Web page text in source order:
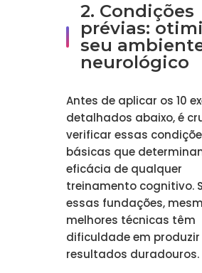
2. Condições
prévias:
seu
neurológico
Antes de aplicar os 10
detalhados abaixo, é
verificar essas
básicas que
eficácia de qualquer
treinamento cognitivo.
essas fundações,
melhores técnicas têm
dificuldade em produzir
resultados duradouros.